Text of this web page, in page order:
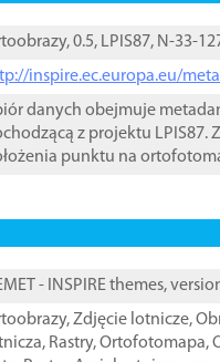
0.5, LPIS87, N-33-
inspire.ec.europa.eu/
danych obejmuje
z projektu LPIS87.
punktu na
- INSPIRE themes,
,Zdjęcie lotnicze,
, Rastry,Ortofotomapa,